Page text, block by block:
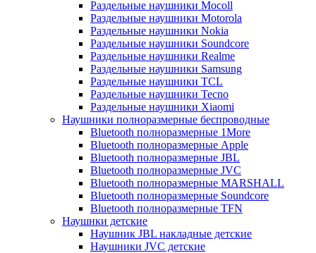
Раздельные наушники Mocoll
Раздельные наушники Motorola
Раздельные наушники Nokia
Раздельные наушники Soundcore
Раздельные наушники Realme
Раздельные наушники Samsung
Раздельные наушники TCL
Раздельные наушники Tecno
Раздельные наушники Xiaomi
Наушники полноразмерные беспроводные
Bluetooth полноразмерные 1More
Bluetooth полноразмерные Apple
Bluetooth полноразмерные JBL
Bluetooth полноразмерные JVC
Bluetooth полноразмерные MARSHALL
Bluetooth полноразмерные Soundcore
Bluetooth полноразмерные TFN
Наушнки детские
Наушник JBL накладные детские
Наушники JVC детские